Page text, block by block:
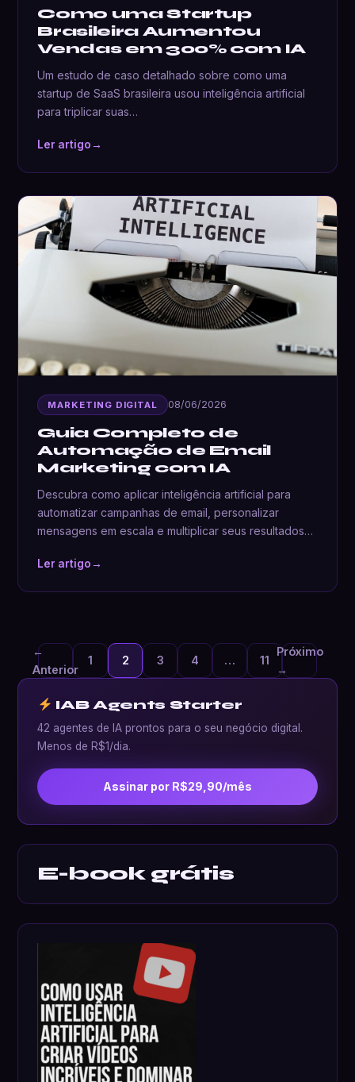
Como uma Startup
Brasileira Aumentou
Vendas em 300% com IA
Um estudo de caso detalhado sobre como uma
startup de SaaS brasileira usou inteligência artificial
para triplicar suas…
Ler artigo→
MARKETING DIGITAL 08/06/2026
Guia Completo de
Automação de Email
Marketing com IA
Descubra como aplicar inteligência artificial para
automatizar campanhas de email, personalizar
mensagens em escala e multiplicar seus resultados…
Ler artigo→
←
Anterior
1 2 3 4 … 11
Próximo
→
IAB Agents Starter
42 agentes de IA prontos para o seu negócio digital.
Menos de R$1/dia.
Assinar por R$29,90/mês
E-book grátis